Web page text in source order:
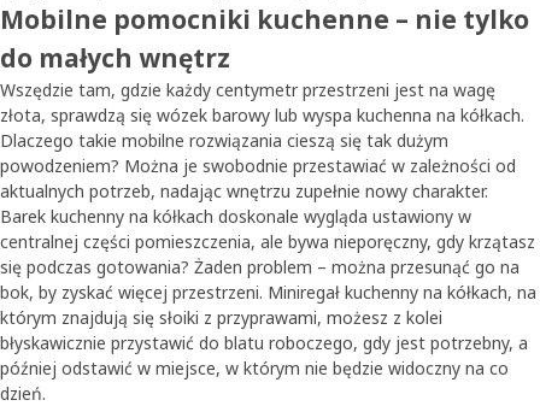
Mobilne pomocniki kuchenne – nie tylko
do małych wnętrz
Wszędzie tam, gdzie każdy centymetr przestrzeni jest na wagę
złota, sprawdzą się wózek barowy lub wyspa kuchenna na kółkach.
Dlaczego takie mobilne rozwiązania cieszą się tak dużym
powodzeniem? Można je swobodnie przestawiać w zależności od
aktualnych potrzeb, nadając wnętrzu zupełnie nowy charakter.
Barek kuchenny na kółkach doskonale wygląda ustawiony w
centralnej części pomieszczenia, ale bywa nieporęczny, gdy krzątasz
się podczas gotowania? Żaden problem – można przesunąć go na
bok, by zyskać więcej przestrzeni. Miniregał kuchenny na kółkach, na
którym znajdują się słoiki z przyprawami, możesz z kolei
błyskawicznie przystawić do blatu roboczego, gdy jest potrzebny, a
później odstawić w miejsce, w którym nie będzie widoczny na co
dzień.